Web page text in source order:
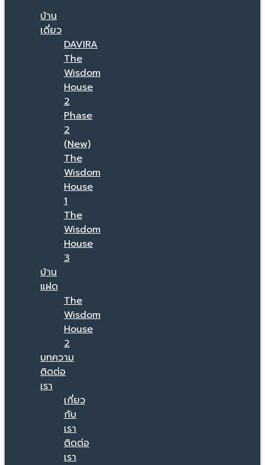
บ้าน
เดี่ยว
DAVIRA
The
Wisdom
House
2
Phase
2
(New)
The
Wisdom
House
1
The
Wisdom
House
3
บ้าน
แฝด
The
Wisdom
House
2
บทความ
ติดต่อ
เรา
เกี่ยว
กับ
เรา
ติดต่อ
เรา